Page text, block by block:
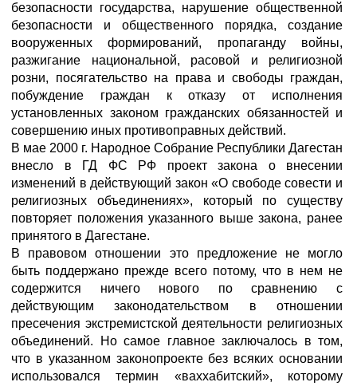
безопасности государства, нарушение общественной
безопасности и общественного порядка, создание
вооруженных формирований, пропаганду войны,
разжигание национальной, расовой и религиозной
розни, посягательство на права и свободы граждан,
побуждение граждан к отказу от исполнения
установленных законом гражданских обязанностей и
совершению иных противоправных действий.
В мае 2000 г. Народное Собрание Республики Дагестан
внесло в ГД ФС РФ проект закона о внесении
изменений в действующий закон «О свободе совести и
религиозных объединениях», который по существу
повторяет положения указанного выше закона, ранее
принятого в Дагестане.
В правовом отношении это предложение не могло
быть поддержано прежде всего потому, что в нем не
содержится ничего нового по сравнению с
действующим законодательством в отношении
пресечения экстремистской деятельности религиозных
объединений. Но самое главное заключалось в том,
что в указанном законопроекте без всяких основании
использовался термин «ваххабитский», которому